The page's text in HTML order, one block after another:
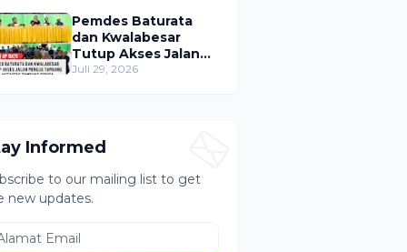
Lokasi Tak Resmi
Pemdes Baturata
dan Kwalabesar
Tutup Akses Jalan
Menuju PETI Bugu,
Juli 29, 2026
Informed
to our mailing list to get
new updates.